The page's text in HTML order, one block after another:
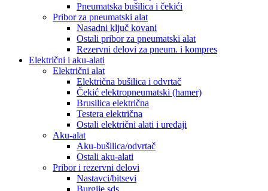
Pneumatska bušilica i čekići
Pribor za pneumatski alat
Nasadni ključ kovani
Ostali pribor za pneumatski alat
Rezervni delovi za pneum. i kompres
Električni i aku-alati
Električni alat
Električna bušilica i odvrtač
Čekić elektropneumatski (hamer)
Brusilica električna
Testera električna
Ostali električni alati i uređaji
Aku-alat
Aku-bušilica/odvrtač
Ostali aku-alati
Pribor i rezervni delovi
Nastavci/bitsevi
Burgije sds